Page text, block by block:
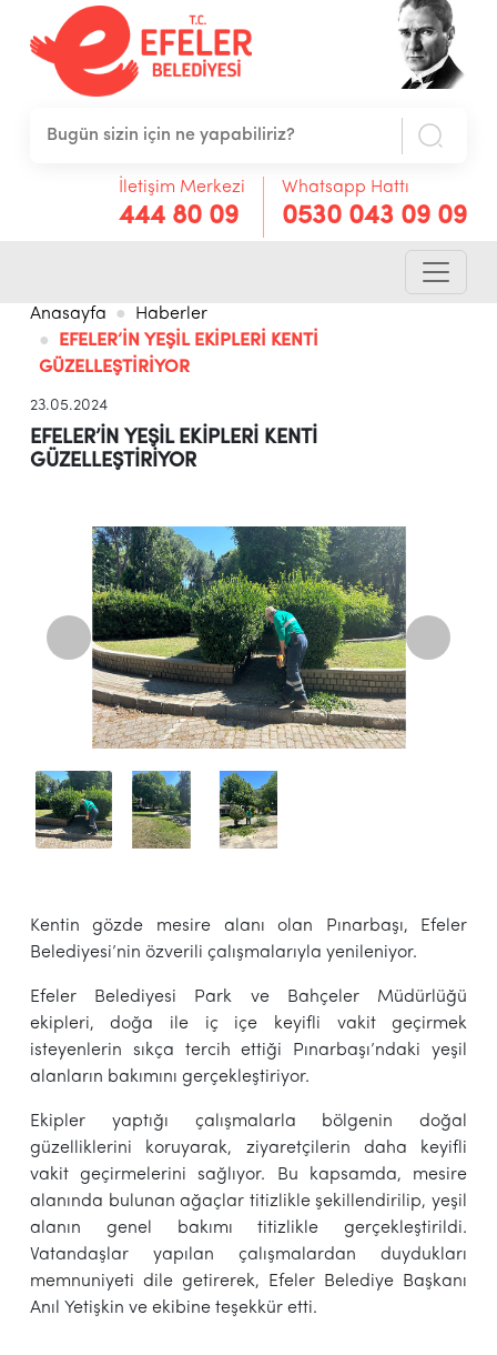
İletişim Merkezi
444 80 09
Whatsapp Hattı
0530 043 09 09
Anasayfa
Haberler
EFELER’İN YEŞİL EKİPLERİ KENTİ
GÜZELLEŞTİRİYOR
23.05.2024
EFELER’İN YEŞİL EKİPLERİ KENTİ
GÜZELLEŞTİRİYOR
Kentin gözde mesire alanı olan Pınarbaşı, Efeler
Belediyesi’nin özverili çalışmalarıyla yenileniyor.
Efeler Belediyesi Park ve Bahçeler Müdürlüğü
ekipleri, doğa ile iç içe keyifli vakit geçirmek
isteyenlerin sıkça tercih ettiği Pınarbaşı’ndaki yeşil
alanların bakımını gerçekleştiriyor.
Ekipler yaptığı çalışmalarla bölgenin doğal
güzelliklerini koruyarak, ziyaretçilerin daha keyifli
vakit geçirmelerini sağlıyor. Bu kapsamda, mesire
alanında bulunan ağaçlar titizlikle şekillendirilip, yeşil
alanın genel bakımı titizlikle gerçekleştirildi.
Vatandaşlar yapılan çalışmalardan duydukları
memnuniyeti dile getirerek, Efeler Belediye Başkanı
Anıl Yetişkin ve ekibine teşekkür etti.